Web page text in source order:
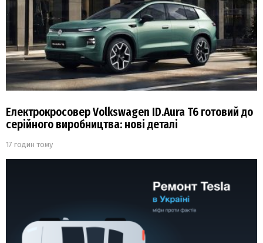
Електрокросовер Volkswagen ID.Aura T6 готовий до
серійного виробництва: нові деталі
17 годин тому